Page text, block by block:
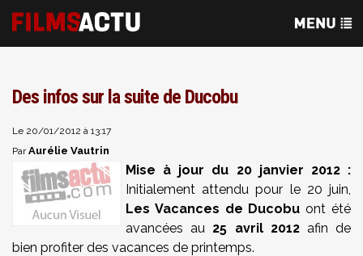
Des infos sur la suite de Ducobu
Le 20/01/2012 à 13:17
ParAurélie Vautrin
Mise à jour du 20 janvier 2012 :
Initialement attendu pour le 20 juin,
Les Vacances de Ducobu ont été
avancées au 25 avril 2012 afin de
bien profiter des vacances de printemps.